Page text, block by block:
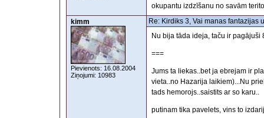
okupantu izdzīšanu no savām
kimm
Pievienots: 16.08.2004
Ziņojumi: 10983
Re: Kirdiks 3, Vai manas fantazijas
Nu bija tāda ideja, taču ir pagājuši
===
Jums ta liekas..bet ja ebrejam ir
vieta..no Hazarija laikiem)...Nu
tads hemorojs..saistits ar so karu..
putinam tika pavelets, vins to